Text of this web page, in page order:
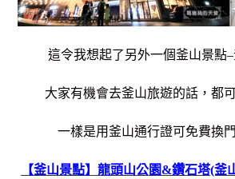
這令我想起了另外一個釜山景點–
大家有機會去釜山旅遊的話，都
一樣是用釜山通行證可免費換
【釜山景點】龍頭山公園&鑽石塔(釜